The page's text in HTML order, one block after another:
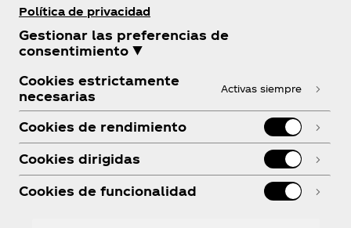
¿Necesitas Ayuda?
Legal
Política de privacidad
Gestionar las preferencias de
consentimiento ▼
Cookies estrictamente
necesarias
Activas siempre
Cookies de rendimiento
Cookies dirigidas
Cookies de funcionalidad